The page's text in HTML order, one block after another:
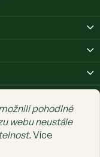
pohodlné
webu neustále
Více
Upravit nastavení